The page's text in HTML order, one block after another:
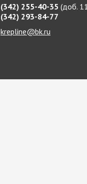
(342) 255-40-35 (доб.
(342) 293-84-77
krepline@bk.ru